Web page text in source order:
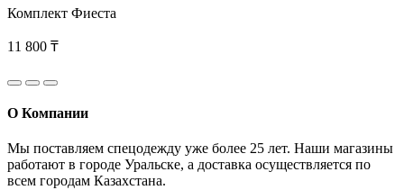
Комплект Фиеста
11 800 ₸
О Компании
Мы поставляем спецодежду уже более 25 лет. Наши магазины
работают в городе Уральске, а доставка осуществляется по
всем городам Казахстана.